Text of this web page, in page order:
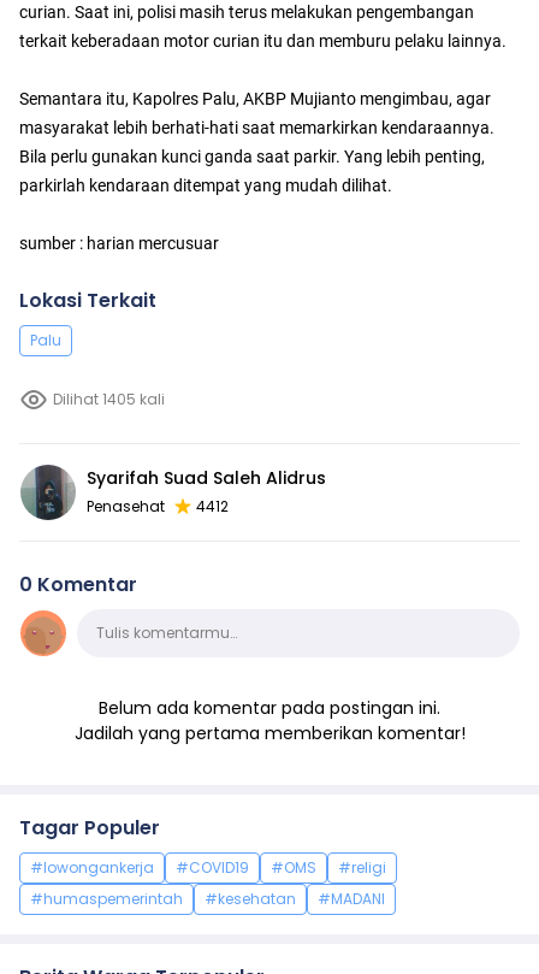
curian. Saat ini, polisi masih terus melakukan pengembangan
terkait keberadaan motor curian itu dan memburu pelaku lainnya.
Semantara itu, Kapolres Palu, AKBP Mujianto mengimbau, agar
masyarakat lebih berhati-hati saat memarkirkan kendaraannya.
Bila perlu gunakan kunci ganda saat parkir. Yang lebih penting,
parkirlah kendaraan ditempat yang mudah dilihat.
sumber : harian mercusuar
Lokasi Terkait
Palu
Dilihat 1405 kali
Syarifah Suad Saleh Alidrus
Penasehat 4412
0 Komentar
KomentarTulis komentarmu…
Belum ada komentar pada postingan ini.
Jadilah yang pertama memberikan komentar!
Tagar Populer
#lowongankerja #COVID19 #OMS
#religi
#humaspemerintah
#kesehatan #MADANI